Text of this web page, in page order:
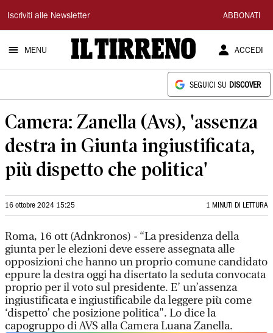
Il
Tirreno
Iscriviti alle Newsletter ABBONATI
MENU ACCEDI
SEGUICI SU DISCOVER
Camera: Zanella (Avs), 'assenza
destra in Giunta ingiustificata,
più dispetto che politica'
16 ottobre 2024 15:25 1 MINUTI DI LETTURA
Roma, 16 ott (Adnkronos) - “La presidenza della
giunta per le elezioni deve essere assegnata alle
opposizioni che hanno un proprio comune candidato
eppure la destra oggi ha disertato la seduta convocata
proprio per il voto sul presidente. E’ un’assenza
ingiustificata e ingiustificabile da leggere più come
‘dispetto’ che posizione politica". Lo dice la
capogruppo di AVS alla Camera Luana Zanella.